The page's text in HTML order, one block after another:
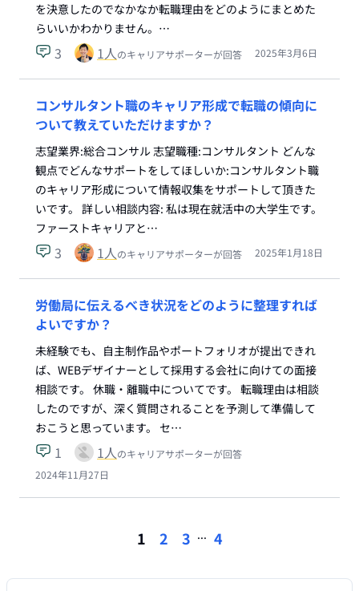
を決意したのでなかなか転職理由をどのようにまとめた
らいいかわかりません。…
3 1人のキャリアサポーターが回答 2025年3月6日
コンサルタント職のキャリア形成で転職の傾向に
ついて教えていただけますか？
志望業界:総合コンサル 志望職種:コンサルタント どんな
観点でどんなサポートをしてほしいか:コンサルタント職
のキャリア形成について情報収集をサポートして頂きた
いです。 詳しい相談内容: 私は現在就活中の大学生です。
ファーストキャリアと…
3 1人のキャリアサポーターが回答 2025年1月18日
労働局に伝えるべき状況をどのように整理すれば
よいですか？
未経験でも、自主制作品やポートフォリオが提出できれ
ば、WEBデザイナーとして採用する会社に向けての面接
相談です。 休職・離職中についてです。 転職理由は相談
したのですが、深く質問されることを予測して準備して
おこうと思っています。 セ…
1 1人のキャリアサポーターが回答
2024年11月27日
1 2 3 ... 4